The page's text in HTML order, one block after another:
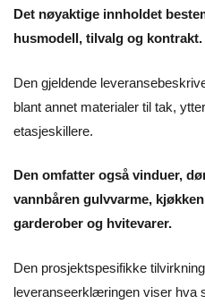
Det nøyaktige innholdet
husmodell, tilvalg og kontrakt.
Den gjeldende
blant annet materialer til tak,
etasjeskillere.
Den omfatter også vinduer,
vannbåren gulvvarme,
garderober og hvitevarer.
Den prosjektspesifikke
leveranseerklæringen viser hva